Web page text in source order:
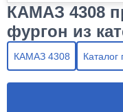
КАМАЗ 4308
фургон из
КАМАЗ 4308 Каталог